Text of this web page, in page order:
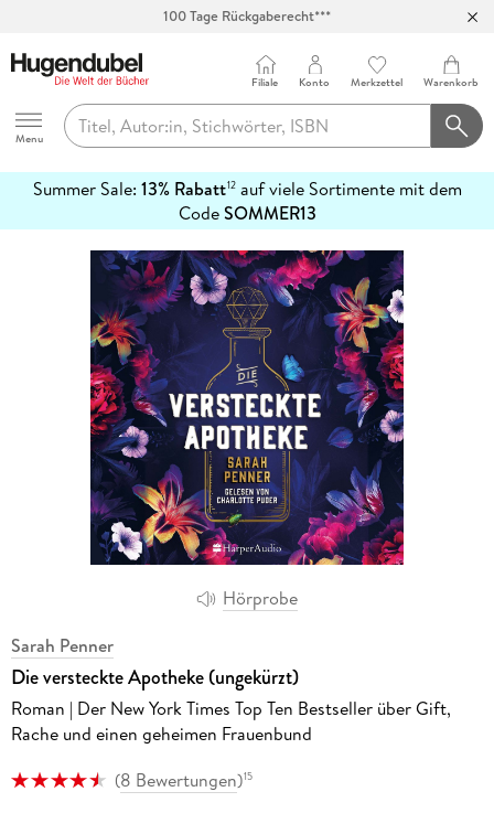
100 Tage Rückgaberecht***
Hugendubel
Menu
Filiale Konto Merkzettel Warenkorb
Summer Sale: 13% Rabatt12auf viele Sortimente mit dem
CodeSOMMER13
erfahren
Hörprobe
Sarah Penner
Die versteckte Apotheke (ungekürzt)
Roman | Der New York Times Top Ten Bestseller über Gift,
Rache und einen geheimen Frauenbund
(8 Bewertungen)15